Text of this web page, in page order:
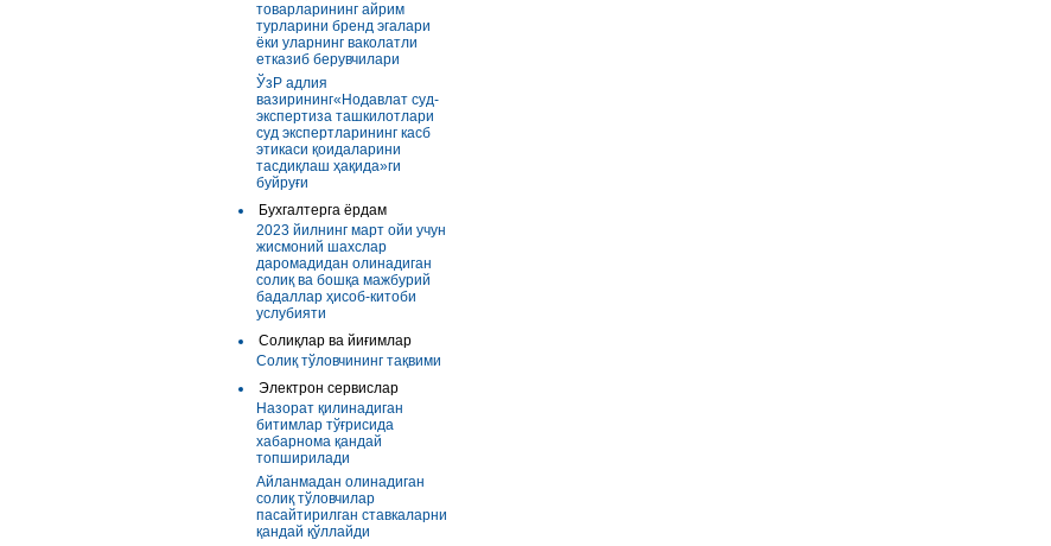
товарларининг айрим
турларини бренд эгалари
ёки уларнинг ваколатли
етказиб берувчилари
ЎзР адлия
вазирининг«Нодавлат суд-
экспертиза ташкилотлари
суд экспертларининг касб
этикаси қоидаларини
тасдиқлаш ҳақида»ги
буйруғи
Бухгалтерга ёрдам
2023 йилнинг март ойи учун
жисмоний шахслар
даромадидан олинадиган
солиқ ва бошқа мажбурий
бадаллар ҳисоб-китоби
услубияти
Солиқлар ва йиғимлар
Солиқ тўловчининг тақвими
Электрон сервислар
Назорат қилинадиган
битимлар тўғрисида
хабарнома қандай
топширилади
Айланмадан олинадиган
солиқ тўловчилар
пасайтирилган ставкаларни
қандай қўллайди